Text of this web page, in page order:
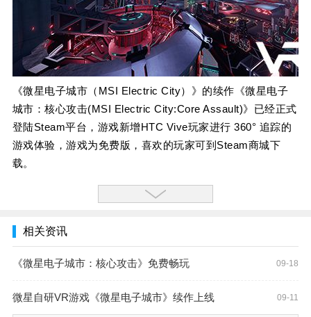
《微星电子城市（MSI Electric City）》的续作《微星电子
城市：核心攻击(MSI Electric City:Core Assault)》已经正式
登陆Steam平台，游戏新增HTC Vive玩家进行 360° 追踪的
游戏体验，游戏为免费版，喜欢的玩家可到Steam商城下
载。
相关资讯
《微星电子城市：核心攻击》免费畅玩 09-18
微星自研VR游戏《微星电子城市》续作上线 09-11